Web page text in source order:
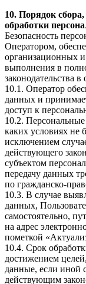
10. Порядок
обработки
Безопасность
Оператором,
организационных
выполнения в
законодательства
10.1. Оператор
данных и
доступ к
10.2.
каких условиях не
исключением
действующего
субъектом
передачу данных
по гражданско-
10.3. В случае
данных,
самостоятельно,
на адрес
пометкой
10.4. Срок
достижением
данные, если иной
действующим